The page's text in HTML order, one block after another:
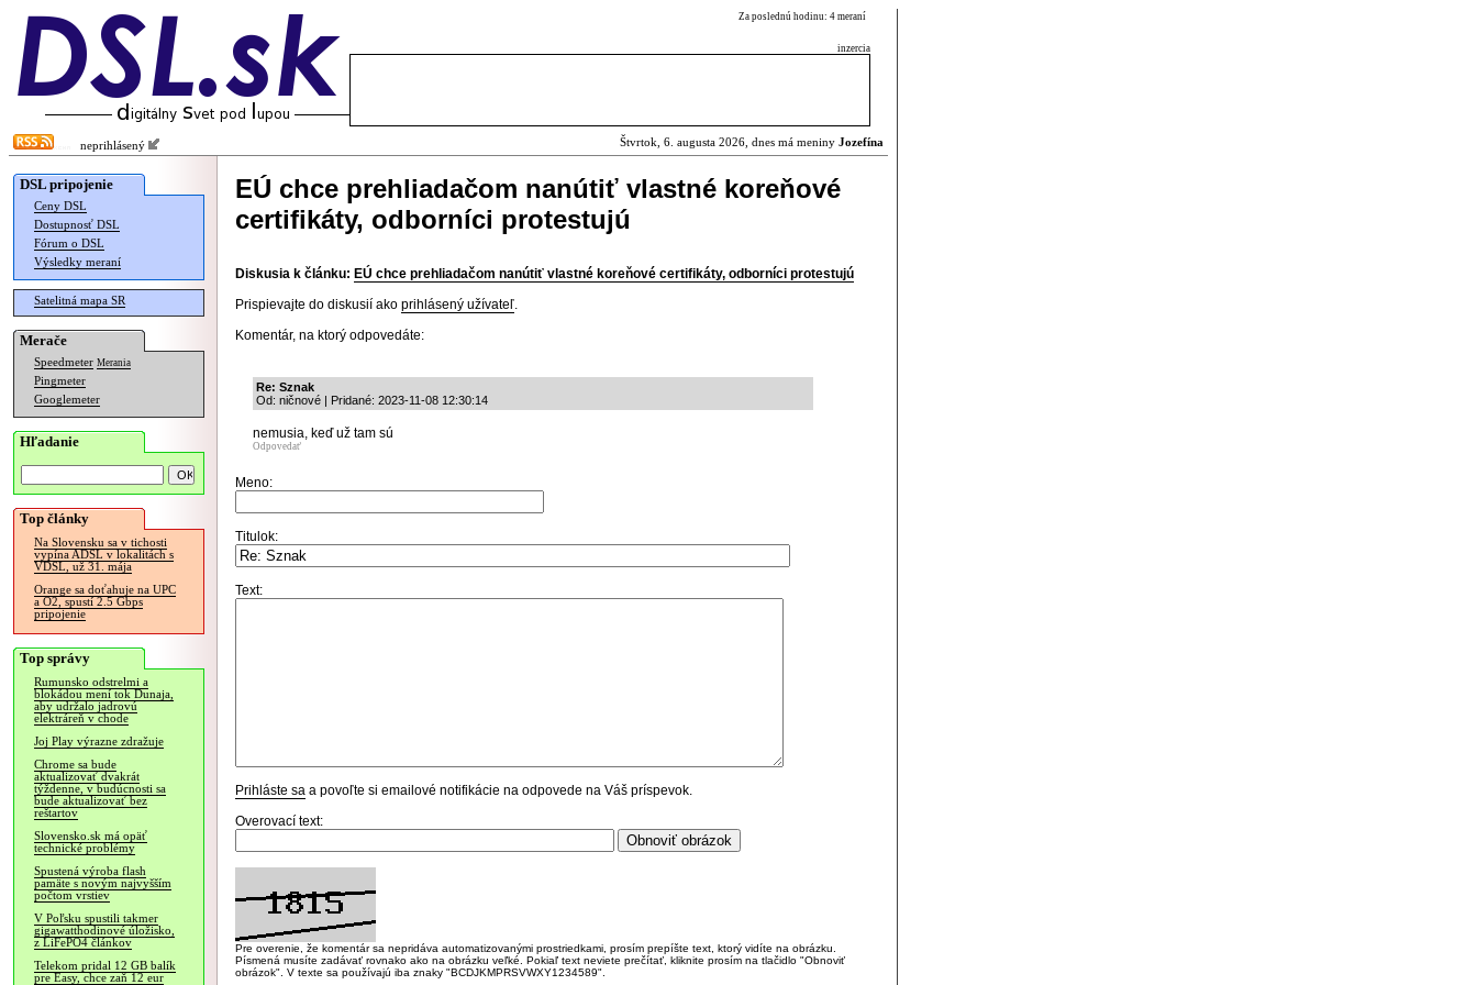
Za poslednú hodinu: 4 meraní
inzercia
neprihlásený Štvrtok, 6. augusta 2026, dnes má meniny Jozefína
DSL pripojenie
Ceny DSL
Dostupnosť DSL
Fórum o DSL
Výsledky meraní
Satelitná mapa SR
Merače
Speedmeter Merania
Pingmeter
Googlemeter
Hľadanie
Top články
Na Slovensku sa v tichosti
vypína ADSL v lokalitách s
VDSL, už 31. mája
Orange sa doťahuje na UPC
a O2, spustí 2.5 Gbps
pripojenie
Top správy
Rumunsko odstrelmi a
blokádou mení tok Dunaja,
aby udržalo jadrovú
elektráreň v chode
Joj Play výrazne zdražuje
Chrome sa bude
aktualizovať dvakrát
týždenne, v budúcnosti sa
bude aktualizovať bez
reštartov
Slovensko.sk má opäť
technické problémy
Spustená výroba flash
pamäte s novým najvyšším
počtom vrstiev
V Poľsku spustili takmer
gigawatthodinové úložisko,
z LiFePO4 článkov
Telekom pridal 12 GB balík
pre Easy, chce zaň 12 eur
EÚ chce prehliadačom nanútiť vlastné koreňové
certifikáty, odborníci protestujú
Diskusia k článku: EÚ chce prehliadačom nanútiť vlastné koreňové certifikáty, odborníci protestujú
Prispievajte do diskusií ako prihlásený užívateľ.
Komentár, na ktorý odpovedáte:
Re: Sznak
Od: ničnové | Pridané: 2023-11-08 12:30:14
nemusia, keď už tam sú
Odpovedať
Meno:
Titulok:
Text:
Prihláste sa a povoľte si emailové notifikácie na odpovede na Váš príspevok.
Overovací text:
Pre overenie, že komentár sa nepridáva automatizovanými prostriedkami, prosím prepíšte text, ktorý vidíte na obrázku.
Písmená musíte zadávať rovnako ako na obrázku veľké. Pokiaľ text neviete prečítať, kliknite prosím na tlačidlo "Obnoviť
obrázok". V texte sa používajú iba znaky "BCDJKMPRSVWXY1234589".